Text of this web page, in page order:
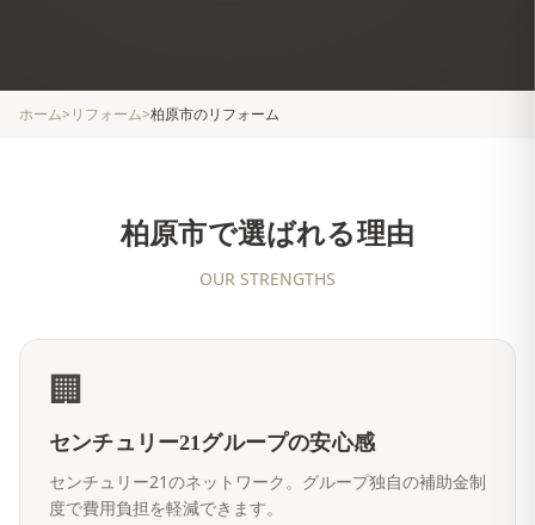
ホーム> リフォーム>柏原市のリフォーム
柏原市で選ばれる理由
OUR STRENGTHS
🏢
センチュリー21グループの安心感
センチュリー21のネットワーク。グループ独自の補助金制
度で費用負担を軽減できます。